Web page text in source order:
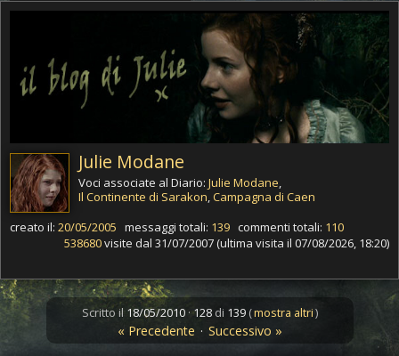
Julie Modane
Voci associate al Diario: Julie Modane,
Il Continente di Sarakon,Campagna di Caen
creato il: 20/05/2005 messaggi totali: 139 commenti totali: 110
538680visite dal 31/07/2007 (ultima visita il 07/08/2026, 18:20)
Scritto il 18/05/2010·128di 139(mostra altri)
« Precedente · Successivo »